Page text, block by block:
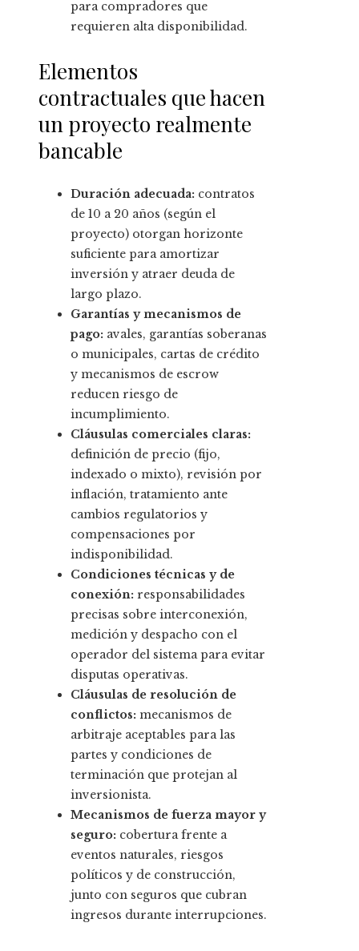
para compradores que
requieren alta disponibilidad.
Elementos
contractuales que hacen
un proyecto realmente
bancable
Duración adecuada: contratos
de 10 a 20 años (según el
proyecto) otorgan horizonte
suficiente para amortizar
inversión y atraer deuda de
largo plazo.
Garantías y mecanismos de
pago: avales, garantías soberanas
o municipales, cartas de crédito
y mecanismos de escrow
reducen riesgo de
incumplimiento.
Cláusulas comerciales claras:
definición de precio (fijo,
indexado o mixto), revisión por
inflación, tratamiento ante
cambios regulatorios y
compensaciones por
indisponibilidad.
Condiciones técnicas y de
conexión: responsabilidades
precisas sobre interconexión,
medición y despacho con el
operador del sistema para evitar
disputas operativas.
Cláusulas de resolución de
conflictos: mecanismos de
arbitraje aceptables para las
partes y condiciones de
terminación que protejan al
inversionista.
Mecanismos de fuerza mayor y
seguro: cobertura frente a
eventos naturales, riesgos
políticos y de construcción,
junto con seguros que cubran
ingresos durante interrupciones.